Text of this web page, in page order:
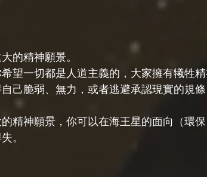
的精神願景。
望一切都是人道主義的，大家擁有犧牲
己脆弱、無力，或者逃避承認現實的規
精神願景，你可以在海王星的面向（環
。